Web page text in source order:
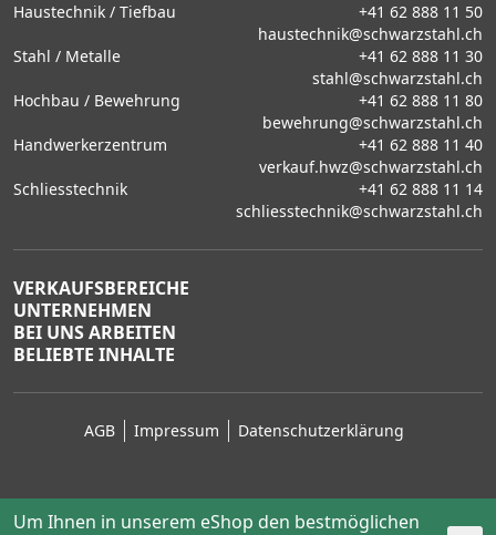
Haustechnik / Tiefbau
+41 62 888 11 50
haustechnik@schwarzstahl.ch
Stahl / Metalle
+41 62 888 11 30
stahl@schwarzstahl.ch
Hochbau / Bewehrung
+41 62 888 11 80
bewehrung@schwarzstahl.ch
Handwerkerzentrum
+41 62 888 11 40
verkauf.hwz@schwarzstahl.ch
Schliesstechnik
+41 62 888 11 14
schliesstechnik@schwarzstahl.ch
VERKAUFSBEREICHE
UNTERNEHMEN
BEI UNS ARBEITEN
BELIEBTE INHALTE
AGB Impressum Datenschutzerklärung
Um Ihnen in unserem eShop den bestmöglichen